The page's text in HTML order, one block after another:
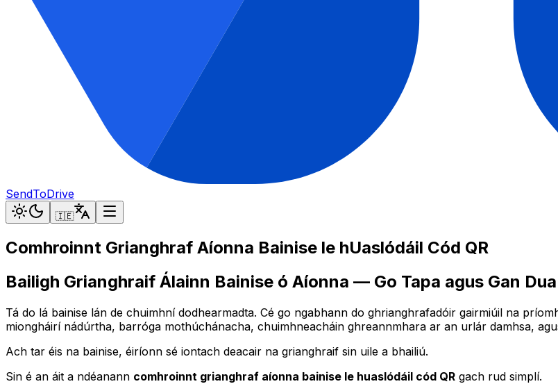
SendToDrive
🇮🇪
Comhroinnt Grianghraf Aíonna Bainise le hUaslódáil Cód QR
Bailigh Grianghraif Álainn Bainise ó Aíonna — Go Tapa agus Gan Dua
Tá do lá bainise lán de chuimhní dodhearmadta. Cé go ngabhann do ghrianghrafadóir gairmiúil na
miongháirí nádúrtha, barróga mothúchánacha, chuimhneacháin ghreannmhara ar an urlár damhsa,
Ach tar éis na bainise, éiríonn sé iontach deacair na grianghraif sin uile a bhailiú.
Sin é an áit a ndéanann comhroinnt grianghraf aíonna bainise le huaslódáil cód QR gach rud simplí.